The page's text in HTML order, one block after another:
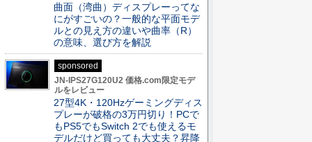
曲面（湾曲）ディスプレーってな
にがすごいの？一般的な平面モデ
ルとの見え方の違いや曲率（R）
の意味、選び方を解説
sponsored
JN-IPS27G120U2 価格.com限定モデ
ルをレビュー
27型4K・120Hzゲーミングディス
プレーが破格の3万円切り！PCで
もPS5でもSwitch 2でも使えるモ
デルだけど買っても大丈夫？昇降